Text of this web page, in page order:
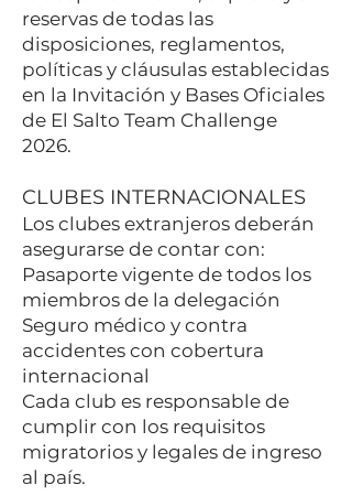
reservas de todas las
disposiciones, reglamentos,
políticas y cláusulas establecidas
en la Invitación y Bases Oficiales
de El Salto Team Challenge
2026.
CLUBES INTERNACIONALES
Los clubes extranjeros deberán
asegurarse de contar con:
Pasaporte vigente de todos los
miembros de la delegación
Seguro médico y contra
accidentes con cobertura
internacional
Cada club es responsable de
cumplir con los requisitos
migratorios y legales de ingreso
al país.